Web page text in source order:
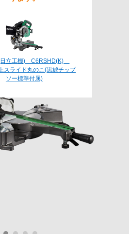
日立工機) C6RSHD(K)
スライド丸のこ(黒鯱チップ
ソー標準付属)